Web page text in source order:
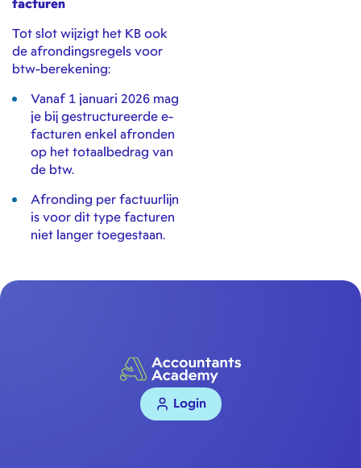
facturen
Tot slot wijzigt het KB ook
de afrondingsregels voor
btw-berekening:
Vanaf 1 januari 2026 mag
je bij gestructureerde e-
facturen enkel afronden
op het totaalbedrag van
de btw.
Afronding per factuurlijn
is voor dit type facturen
niet langer toegestaan.
Login